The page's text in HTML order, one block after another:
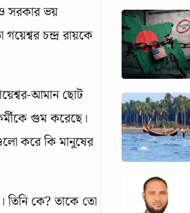
সরকার ভয়
চন্দ্র রায়কে
আমান ছোট
গুম করেছে।
করে কি মানুষের
কে? তাকে তো